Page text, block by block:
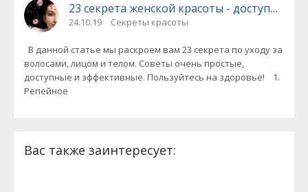
23 секрета женской красоты - доступно,
24.10.19 Секреты красоты
В данной статье мы раскроем вам 23 секрета по уходу за
волосами, лицом и телом. Советы очень простые,
доступные и эффективные. Пользуйтесь на здоровье! 1.
Репейное
Вас также заинтересует: